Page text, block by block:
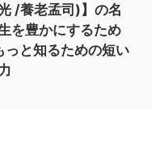
/養老孟司)】の名
を豊かにするため
っと知るための短い